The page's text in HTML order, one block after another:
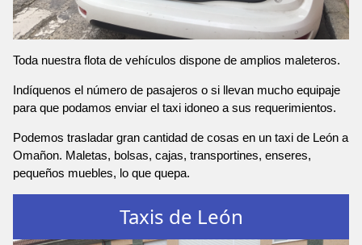
Toda nuestra flota de vehículos dispone de amplios maleteros.
Indíquenos el número de pasajeros o si llevan mucho equipaje
para que podamos enviar el taxi idoneo a sus requerimientos.
Podemos trasladar gran cantidad de cosas en un taxi de León a
Omañon. Maletas, bolsas, cajas, transportines, enseres,
pequeños muebles, lo que quepa.
Taxis de León